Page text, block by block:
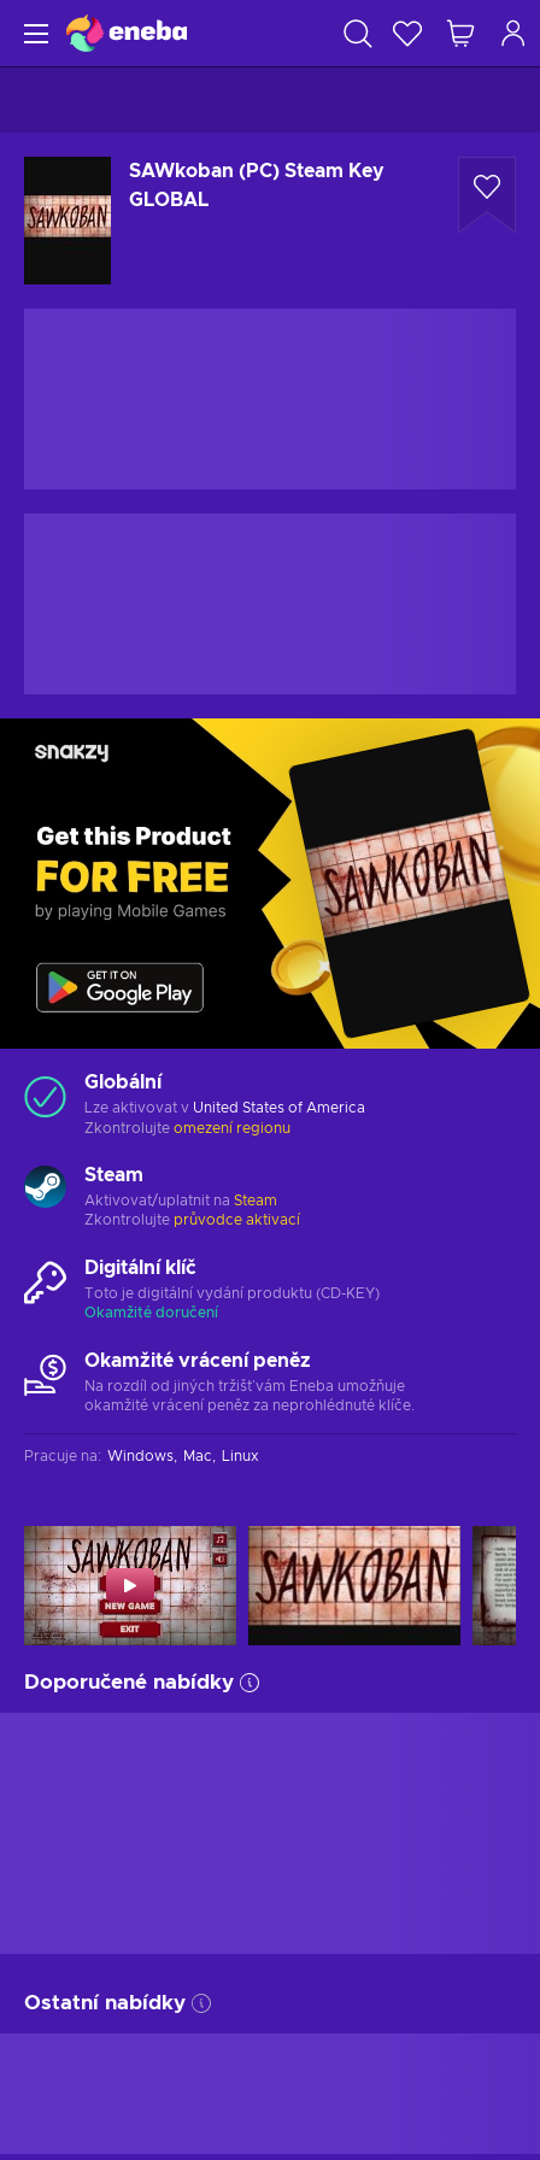
SAWkoban (PC) Steam Key
GLOBAL
Globální
Lze aktivovat v United States of America
Zkontrolujte omezení regionu
Steam
Aktivovat/uplatnit na Steam
Zkontrolujte průvodce aktivací
Digitální klíč
Toto je digitální vydání produktu (CD-KEY)
Okamžité doručení
Okamžité vrácení peněz
Na rozdíl od jiných tržišť vám Eneba umožňuje
okamžité vrácení peněz za neprohlédnuté klíče.
Pracuje na: Windows Mac Linux
Doporučené nabídky
Ostatní nabídky